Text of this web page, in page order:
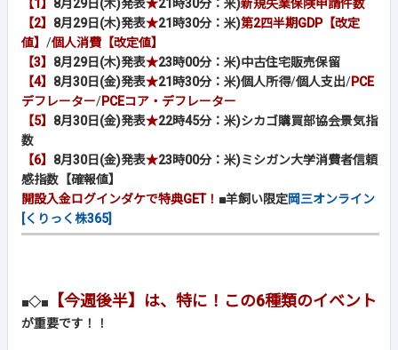
【1】 8月29日(木)発表★21時30分：米)新規失業保険申請件数
【2】 8月29日(木)発表★21時30分：米)第2四半期GDP【改定
値】 /個人消費【改定値】
【3】 8月29日(木)発表★23時00分：米)中古住宅販売保留
【4】 8月30日(金)発表★21時30分：米)個人所得/個人支出/PCE
デフレーター/PCEコア・デフレーター
【5】 8月30日(金)発表★22時45分：米)シカゴ購買部協会景気指
数
【6】 8月30日(金)発表★23時00分：米)ミシガン大学消費者信頼
感指数【確報値】
開設入金ログインダケで特典GET！ ■羊飼い限定岡三オンライン
[くりっく株365]
■◇■ 【今週後半】は、特に！この6種類のイベント
が重要です！！